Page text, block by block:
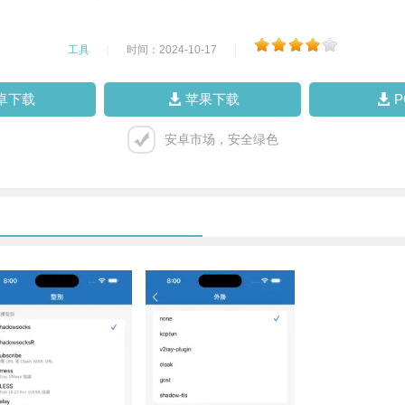
工具 时间：2024-10-17
下载 苹果下载
安卓市场，安全绿色